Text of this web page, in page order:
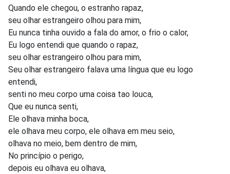
Quando ele chegou, o estranho rapaz,
seu olhar estrangeiro olhou para mim,
Eu nunca tinha ouvido a fala do amor, o frio o calor,
Eu logo entendi que quando o rapaz,
seu olhar estrangeiro olhou para mim,
Seu olhar estrangeiro falava uma língua que eu logo
entendi,
senti no meu corpo uma coisa tao louca,
Que eu nunca senti,
Ele olhava minha boca,
ele olhava meu corpo, ele olhava em meu seio,
olhava no meio, bem dentro de mim,
No princípio o perigo,
depois eu olhava eu olhava,